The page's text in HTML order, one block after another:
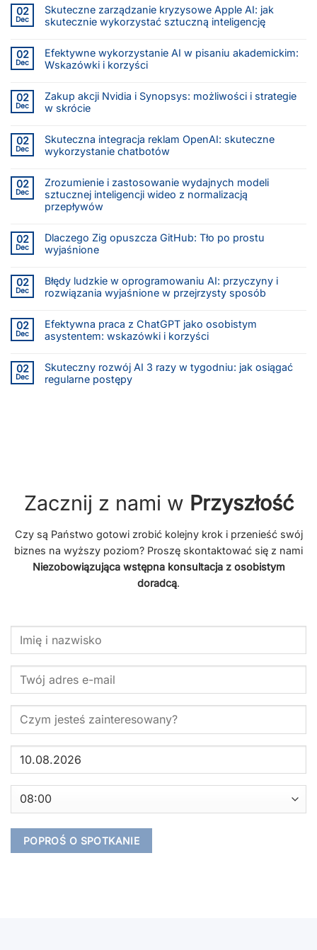
02
Dec
Skuteczne zarządzanie kryzysowe Apple AI: jak
skutecznie wykorzystać sztuczną inteligencję
02
Dec
Efektywne wykorzystanie AI w pisaniu akademickim:
Wskazówki i korzyści
02
Dec
Zakup akcji Nvidia i Synopsys: możliwości i strategie
w skrócie
02
Dec
Skuteczna integracja reklam OpenAI: skuteczne
wykorzystanie chatbotów
02
Dec
Zrozumienie i zastosowanie wydajnych modeli
sztucznej inteligencji wideo z normalizacją
przepływów
02
Dec
Dlaczego Zig opuszcza GitHub: Tło po prostu
wyjaśnione
02
Dec
Błędy ludzkie w oprogramowaniu AI: przyczyny i
rozwiązania wyjaśnione w przejrzysty sposób
02
Dec
Efektywna praca z ChatGPT jako osobistym
asystentem: wskazówki i korzyści
02
Dec
Skuteczny rozwój AI 3 razy w tygodniu: jak osiągać
regularne postępy
Zacznij z nami w Przyszłość
Czy są Państwo gotowi zrobić kolejny krok i przenieść swój
biznes na wyższy poziom? Proszę skontaktować się z nami
Niezobowiązująca wstępna konsultacja z osobistym
doradcą.